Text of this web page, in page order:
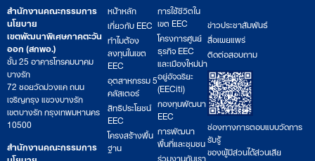
สำนักงานคณะกรรมการ
นโยบาย
เขตพัฒนาพิเศษภาคตะวัน
ออก (สกพอ.)
ชั้น 25 อาคารโทรคมนาคม
บางรัก
72 ซอยวัดม่วงแค ถนน
เจริญกรุง แขวงบางรัก
เขตบางรัก กรุงเทพมหานคร
10500
สำนักงานคณะกรรมการ
หน้าหลัก
เกี่ยวกับ EEC
ทำไมต้อง
ลงทุนในเขต
EEC
อุตสาหกรรม 5
คลัสเตอร์
สิทธิประโยชน์
EEC
โครงสร้างพื้น
ฐาน
การใช้ชีวิตใน
เขต EEC
โครงการศูนย์
ธุรกิจ EEC
และเมืองใหม่น่า
อยู่อัจฉริยะ
(EECiti)
กองทุนพัฒนา
EEC
การพัฒนา
พื้นที่และชุมชน
ร่วมงานกับเรา
ข่าวประชาสัมพันธ์
สื่อเผยแพร่
ติดต่อสอบถาม
ช่องทางการตอบแบบวัดการ
รับรู้
ของผู้มีส่วนได้ส่วนเสีย